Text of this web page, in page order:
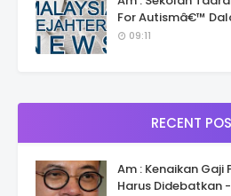
For Autismâ€™
09:11
RECENT
Am : Kenaikan
Harus Didebatkan